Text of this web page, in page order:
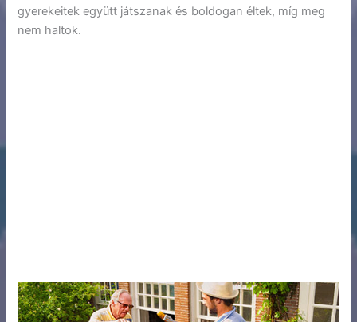
gyerekeitek együtt játszanak és boldogan éltek, míg meg
nem haltok.